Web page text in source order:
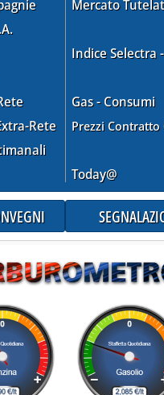
Rete
Mercato
Indice Selectra
Gas - Consumi
Prezzi Contratto
Today@